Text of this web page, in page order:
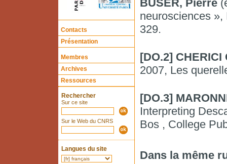
Contacts
Présentation
Membres
Archives
Ressources
Rechercher
Sur ce site
Sur le Web du CNRS
Langues du site
BUSER, Pierre
neurosciences
329.
[DO.2] CHERICI
2007, Les
[DO.3]
Interpreting
Bos , College
Dans la même